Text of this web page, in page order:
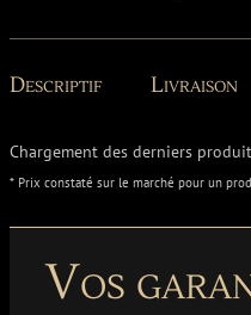
Descriptif Livraison
Chargement des derniers
* Prix constaté sur le marché pour un
Vos